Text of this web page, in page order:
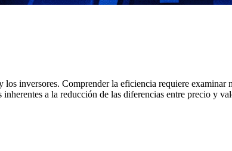
inversores. Comprender la eficiencia requiere
a la reducción de las diferencias entre precio y